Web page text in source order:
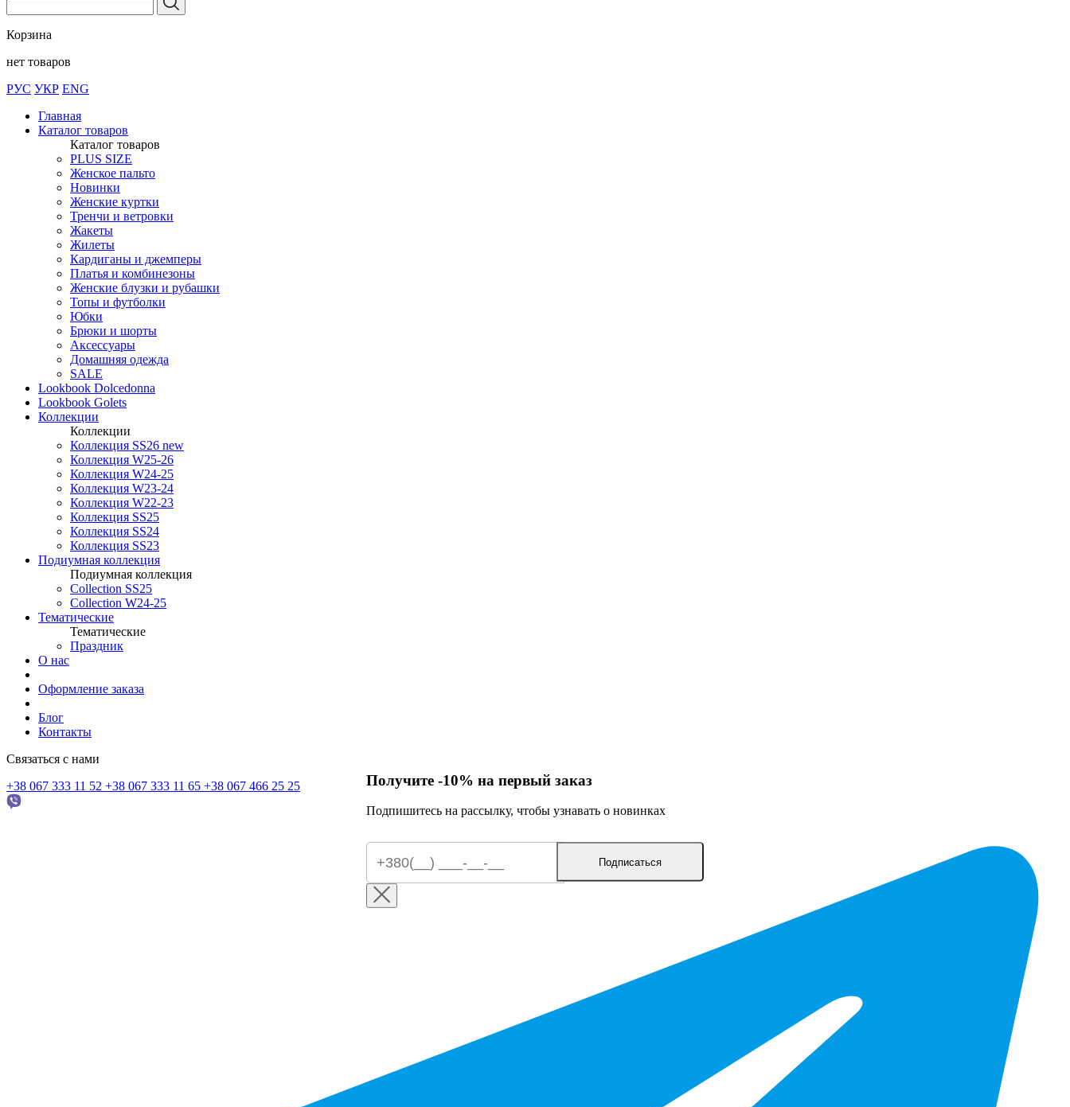
Корзина
нет товаров
РУС УКР ENG
Главная
Каталог товаров
Каталог товаров
PLUS SIZE
Женское пальто
Новинки
Женские куртки
Тренчи и ветровки
Жакеты
Жилеты
Кардиганы и джемперы
Платья и комбинезоны
Женские блузки и рубашки
Топы и футболки
Юбки
Брюки и шорты
Аксессуары
Домашняя одежда
SALE
Lookbook Dolcedonna
Lookbook Golets
Коллекции
Коллекции
Коллекция SS26 new
Коллекция W25-26
Коллекция W24-25
Коллекция W23-24
Коллекция W22-23
Коллекция SS25
Коллекция SS24
Коллекция SS23
Подиумная коллекция
Подиумная коллекция
Collection SS25
Collection W24-25
Тематические
Тематические
Праздник
О нас
Оформление заказа
Блог
Контакты
Связаться с нами
+38 067 333 11 52 +38 067 333 11 65 +38 067 466 25 25 Получите -10% на первый заказ
Подпишитесь на рассылку, чтобы узнавать о новинках
Подписаться